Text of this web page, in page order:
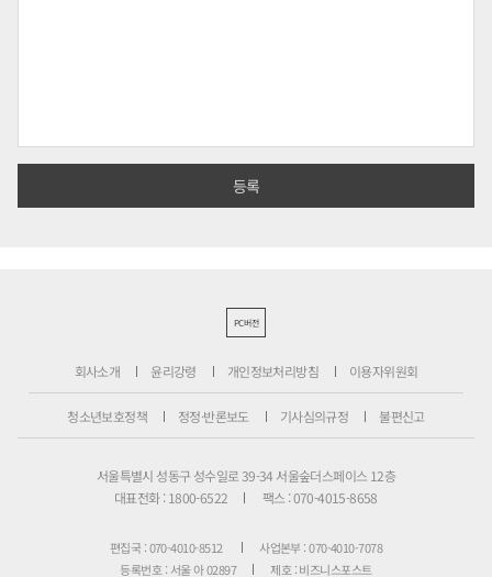
PC버전
회사소개 윤리강령 개인정보처리방침 이용자위원회
청소년보호정책 정정·반론보도 기사심의규정 불편신고
서울특별시 성동구 성수일로 39-34 서울숲더스페이스 12층
대표전화 : 1800-6522
팩스 : 070-4015-8658
편집국 : 070-4010-8512
사업본부 : 070-4010-7078
등록번호 : 서울 아 02897
제호 : 비즈니스포스트